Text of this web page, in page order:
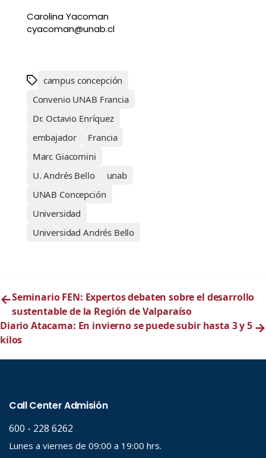
Carolina Yacoman
cyacoman@unab.cl
campus concepción
Convenio UNAB Francia
Dr. Octavio Enríquez
embajador
Francia
Marc Giacomini
U. Andrés Bello
unab
UNAB Concepción
Universidad
Universidad Andrés Bello
←Seminario FEN: Expertos debaten sobre el desarrollo
sustentable de la Región de Valparaíso
Diario Atacama: En invierno se puede subir hasta 3 y 5
kilos
→